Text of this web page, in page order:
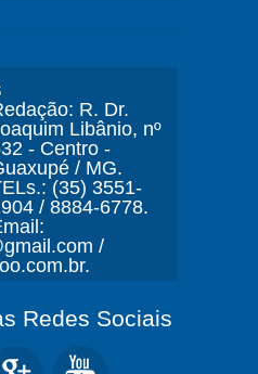
R. Dr.
Libânio, nº
- Centro -
/ MG.
(35) 3551-
/ 8884-6778.
/
Redes Sociais